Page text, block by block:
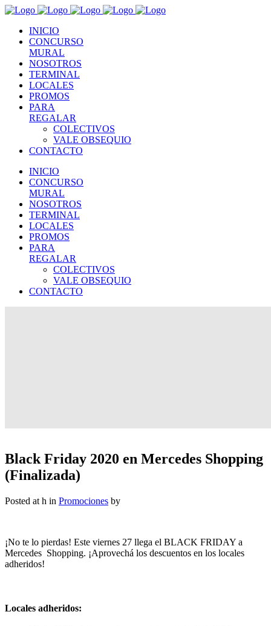
INICIO
CONCURSO
MURAL
NOSOTROS
TERMINAL
LOCALES
PROMOS
PARA
REGALAR
COLECTIVOS
VALE OBSEQUIO
CONTACTO
INICIO
CONCURSO
MURAL
NOSOTROS
TERMINAL
LOCALES
PROMOS
PARA
REGALAR
COLECTIVOS
VALE OBSEQUIO
CONTACTO
Black Friday 2020 en Mercedes Shopping
(Finalizada)
Posted at h in Promociones by
¡No te lo pierdas! Este viernes 27 llega el BLACK FRIDAY a
Mercedes Shopping. ¡Aprovechá los descuentos en los locales
adheridos!
Locales adheridos: